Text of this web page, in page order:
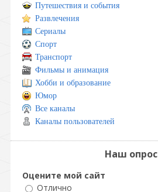
Путешествия и события
Развлечения
Сериалы
Спорт
Транспорт
Фильмы и анимация
Хобби и образование
Юмор
Все каналы
Каналы пользователей
Наш опрос
Оцените мой сайт
Отлично